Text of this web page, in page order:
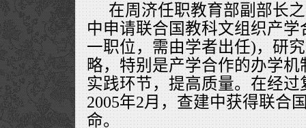
在周济任职教育部副部长
中申请联合国教科文组织产
一职位，需由学者出任)，研
略，特别是产学合作的办学
实践环节，提高质量。在经
2005年2月，查建中获得联合
命。